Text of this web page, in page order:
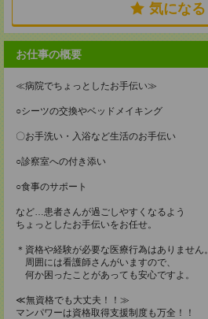
気になる
お仕事の概要
≪病院でちょっとしたお手伝い≫
○シーツの交換やベッドメイキング
〇お手洗い・入浴など生活のお手伝い
○診察室への付き添い
○食事のサポート
など…患者さんが過ごしやすくなるよう
ちょっとしたお手伝いをお任せ。
＊資格や経験が必要な医療行為はありません。
周囲には看護師さんがいますので、
何か困ったことがあっても安心ですよ。
≪無資格でも大丈夫！！≫
マンパワーは資格取得支援制度も万全！！